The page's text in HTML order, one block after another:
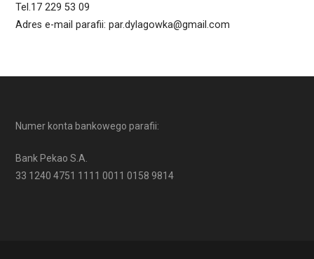
Tel.17 229 53 09
Adres e-mail parafii: par.dylagowka@gmail.com
Numer konta bankowego parafii:
Bank Pekao S.A.
33 1240 4751 1111 0011 0158 9814